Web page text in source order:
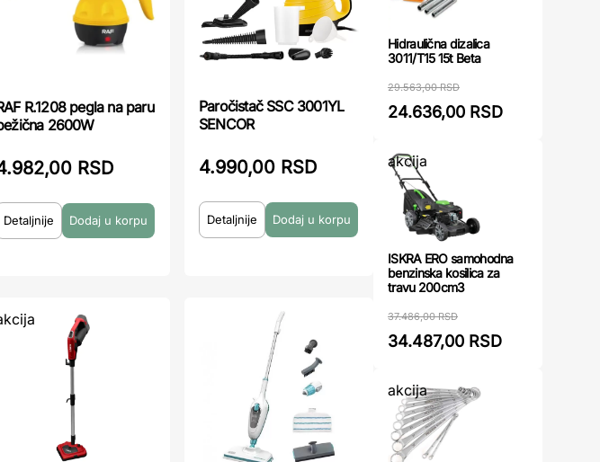
R.1208 pegla na paru
2600W
RSD
Detaljnije
Paročistač SSC 3001YL
SENCOR
4.990,00 RSD
Detaljnije
Hidraulična dizalica
3011/T15 15t Beta
29.563,00 RSD
24.636,00 RSD
akcija
ISKRA ERO samohodna
benzinska kosilica za
travu 200cm3
37.486,00 RSD
34.487,00 RSD
akcija